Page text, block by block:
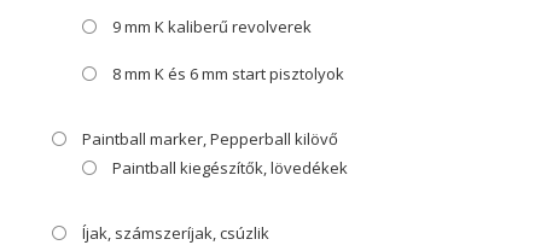
9 mm K kaliberű revolverek
8 mm K és 6 mm start pisztolyok
Paintball marker, Pepperball kilövő
Paintball kiegészítők, lövedékek
Íjak, számszeríjak, csúzlik